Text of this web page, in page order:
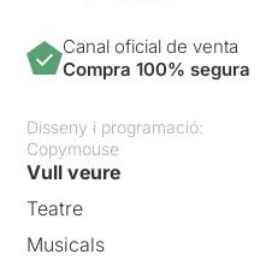
Canal oficial de venta
Compra 100% segura
Disseny i programació:
Copymouse
Vull veure
Teatre
Musicals